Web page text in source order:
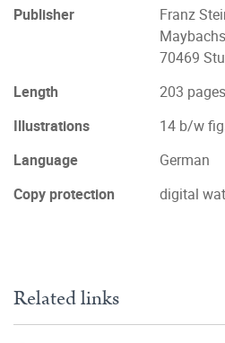
Publisher
Franz
70469
Length
203 pages
Illustrations
14 b/w
Language
German
Copy protection
digital
Related links